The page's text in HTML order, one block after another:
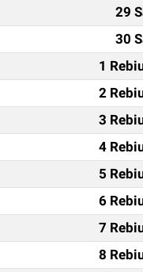
29
30
1
2
3
4
5
6
7
8